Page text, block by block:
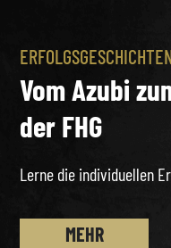
ERFOLGSGESCHICHTEN
Vom Azubi
der FHG
Lerne die individuellen
MEHR